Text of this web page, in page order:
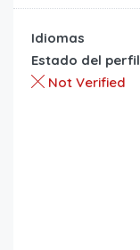
Idiomas
Estado del perfil
Not Verified